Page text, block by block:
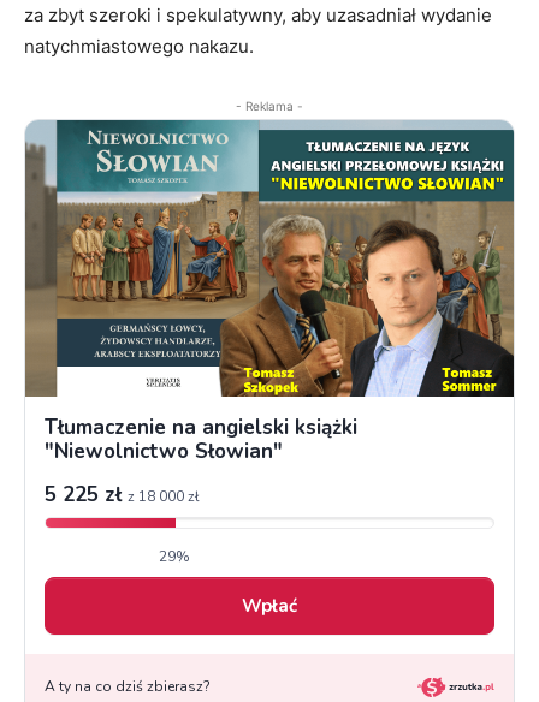
za zbyt szeroki i spekulatywny, aby uzasadniał wydanie
natychmiastowego nakazu.
- Reklama -